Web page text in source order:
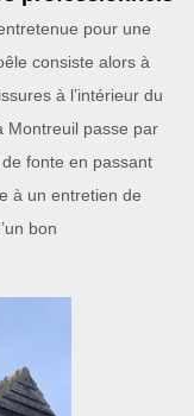
pour une
consiste alors à
à l’intérieur du
Montreuil passe par
fonte en passant
à un entretien de
bon